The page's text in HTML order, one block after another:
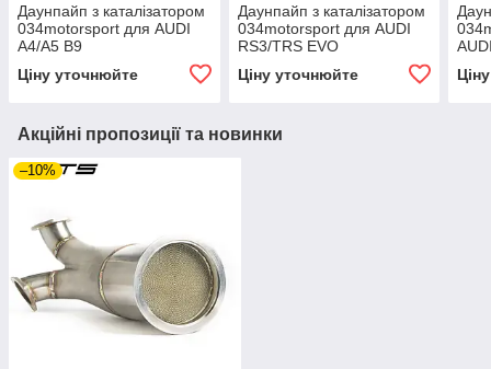
Даунпайп з каталізатором
034motorsport для AUDI
A4/A5 B9
Ціну уточнюйте
Даунпайп з каталізатором
034motorsport для AUDI
RS3/TRS EVO
Ціну уточнюйте
Акційні пропозиції та новинки
–10%